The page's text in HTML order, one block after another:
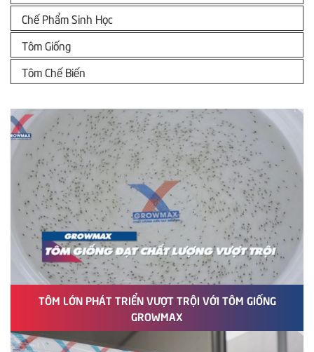
Chế Phẩm Sinh Học
Tôm Giống
Tôm Chế Biến
TÔM LỚN PHÁT TRIỂN VƯỢT TRỘI VỚI TÔM GIỐNG
GROWMAX